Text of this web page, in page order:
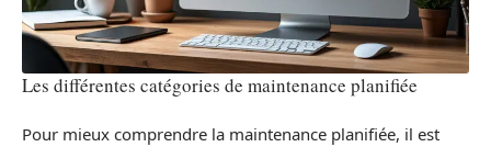
Les différentes catégories de maintenance planifiée
Pour mieux comprendre la maintenance planifiée, il est